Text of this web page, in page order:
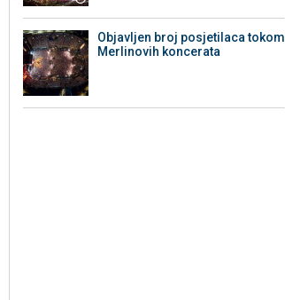
Objavljen broj posjetilaca tokom
Merlinovih koncerata